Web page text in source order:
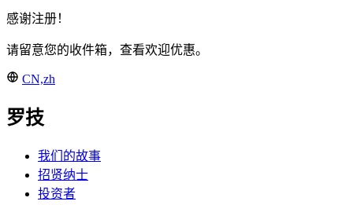
感谢注册！
请留意您的收件箱，查看欢迎优惠。
CN,zh
罗技
我们的故事
招贤纳士
投资者